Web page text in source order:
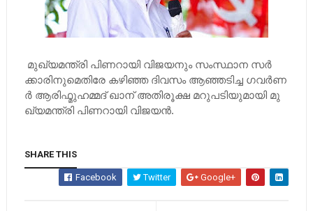
മു​​​​ഖ്യ​​​​മ​​​​ന്ത്രി പി​​​​ണ​​​​റാ​​​​യി വി​​​​ജ​​​​യ​​​​നും സം​​​​സ്ഥാ​​​​ന സ​​​​ര്‍​​​​
ക്കാ​​​​രി​​​​നു​​​​മെ​​​​തി​​​​രേ ക​​​​ഴി​​​​ഞ്ഞ ദി​​​​വ​​​​സം ആ​​ഞ്ഞ​​ടി​​ച്ച ഗ​​​​വ​​​​ര്‍​​​​ണ​​​​
ര്‍ ആ​​​​രി​​​​ഫ്മു​​​​ഹ​​​​മ്മ​​​​ദ് ഖാ​​​​ന് അ​​​​തി​​​​രൂ​​​​ക്ഷ മ​​​​റു​​​​പ​​​​ടി​​​​യു​​​​മാ​​​​യി മു​​​​
ഖ്യ​​​​മ​​​​ന്ത്രി പി​​​​ണ​​​​റാ​​​​യി വി​​​​ജ​​​​യ​​​​ന്‍.
SHARE THIS
Facebook Twitter Google+